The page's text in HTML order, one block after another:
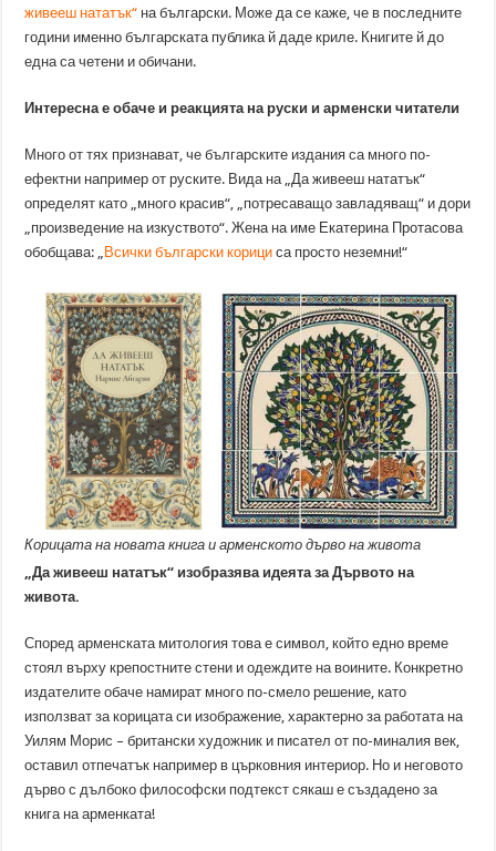
живееш нататък“ на български. Може да се каже, че в последните
години именно българската публика й даде криле. Книгите й до
една са четени и обичани.
Интересна е обаче и реакцията на руски и арменски читатели
Много от тях признават, че българските издания са много по-
ефектни например от руските. Вида на „Да живееш нататък“
определят като „много красив“, „потресаващо завладяващ“ и дори
„произведение на изкуството“. Жена на име Екатерина Протасова
обобщава: „
Всички български корици са просто неземни!“
Корицата на новата книга и арменското дърво на живота
„Да живееш нататък“ изобразява идеята за Дървото на
живота.
Според арменската митология това е символ, който едно време
стоял върху крепостните стени и одеждите на воините. Конкретно
издателите обаче намират много по-смело решение, като
използват за корицата си изображение, характерно за работата на
Уилям Морис – британски художник и писател от по-миналия век,
оставил отпечатък например в църковния интериор. Но и неговото
дърво с дълбоко философски подтекст сякаш е създадено за
книга на арменката!